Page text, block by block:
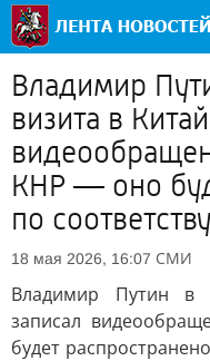
Владимир
визита в
КНР — оно
по
18 мая 2026, 16:07 СМИ
Владимир Путин в
записал
будет